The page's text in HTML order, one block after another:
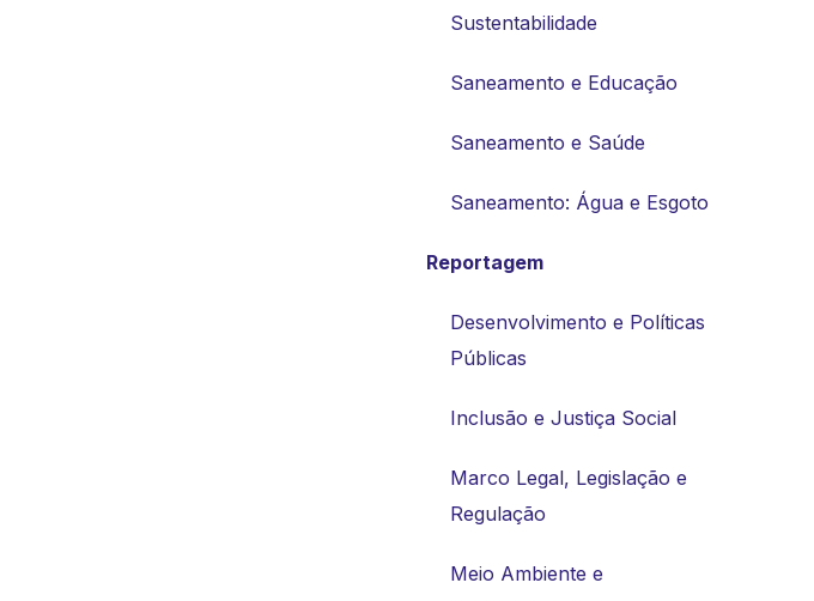
Sustentabilidade
Saneamento e Educação
Saneamento e Saúde
Saneamento: Água e Esgoto
Reportagem
Desenvolvimento e Políticas
Públicas
Inclusão e Justiça Social
Marco Legal, Legislação e
Regulação
Meio Ambiente e